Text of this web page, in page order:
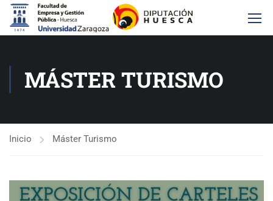
MÁSTER TURISMO
Inicio Máster Turismo